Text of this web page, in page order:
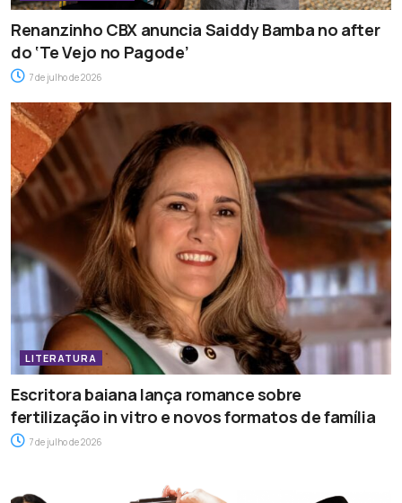
Renanzinho CBX anuncia Saiddy Bamba no after
do ‘Te Vejo no Pagode’
7 de julho de 2026
LITERATURA
Escritora baiana lança romance sobre
fertilização in vitro e novos formatos de família
7 de julho de 2026